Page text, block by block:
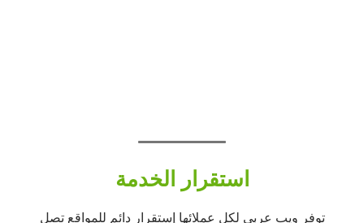
استقرار الخدمة
توفر ويب عربي لكل عملائها إستقرار دائم للمواقع تصل